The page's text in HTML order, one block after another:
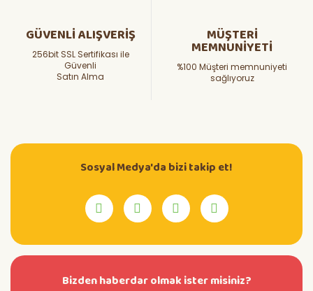
GÜVENLİ ALIŞVERİŞ
256bit SSL Sertifikası ile
Güvenli
Satın Alma
MÜŞTERİ
MEMNUNİYETİ
%100 Müşteri memnuniyeti
sağlıyoruz
Sosyal Medya'da bizi takip et!
Bizden haberdar olmak ister misiniz?